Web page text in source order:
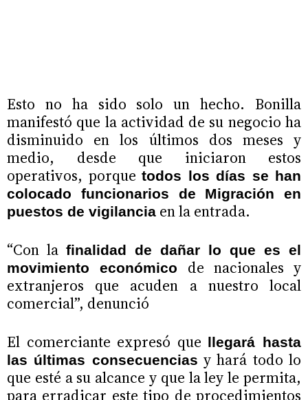
Esto no ha sido solo un hecho. Bonilla
manifestó que la actividad de su negocio ha
disminuido en los últimos dos meses y
medio, desde que iniciaron estos
operativos, porque todos los días se han
colocado funcionarios de Migración en
puestos de vigilancia en la entrada.
“Con la finalidad de dañar lo que es el
movimiento económico de nacionales y
extranjeros que acuden a nuestro local
comercial”, denunció
El comerciante expresó que llegará hasta
las últimas consecuencias y hará todo lo
que esté a su alcance y que la ley le permita,
para erradicar este tipo de procedimientos